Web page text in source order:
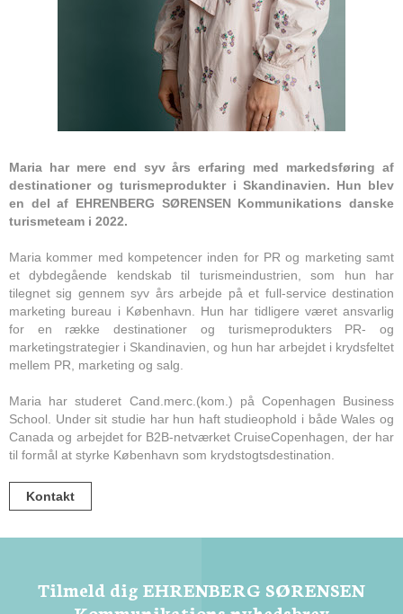
Maria har mere end syv års erfaring med markedsføring af
destinationer og turismeprodukter i Skandinavien. Hun blev
en del af EHRENBERG SØRENSEN Kommunikations danske
turismeteam i 2022.
Maria kommer med kompetencer inden for PR og marketing samt
et dybdegående kendskab til turismeindustrien, som hun har
tilegnet sig gennem syv års arbejde på et full-service destination
marketing bureau i København. Hun har tidligere været ansvarlig
for en række destinationer og turismeprodukters PR- og
marketingstrategier i Skandinavien, og hun har arbejdet i krydsfeltet
mellem PR, marketing og salg.
Maria har studeret Cand.merc.(kom.) på Copenhagen Business
School. Under sit studie har hun haft studieophold i både Wales og
Canada og arbejdet for B2B-netværket CruiseCopenhagen, der har
til formål at styrke København som krydstogtsdestination.
Kontakt
Tilmeld dig EHRENBERG SØRENSEN